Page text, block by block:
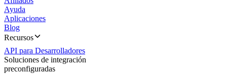
Ayuda
Aplicaciones
Blog
Recursos
API para Desarrolladores
Soluciones de integración
preconfiguradas